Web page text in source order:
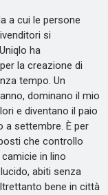
a cui le persone
si
ha
la creazione di
tempo. Un
dominano il mio
e diventano il paio
a settembre. È per
che controllo
in lino
abiti senza
bene in città